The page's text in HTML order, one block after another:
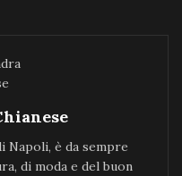
Napoli, è da sempre
di moda e del buon